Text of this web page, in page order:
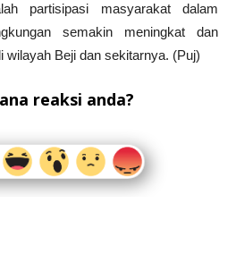
partisipasi masyarakat dalam
semakin meningkat dan
wilayah Beji dan sekitarnya. (Puj)
reaksi anda?